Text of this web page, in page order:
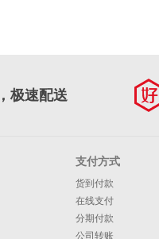
极速配送
支付方式
货到付款
在线支付
分期付款
公司转账